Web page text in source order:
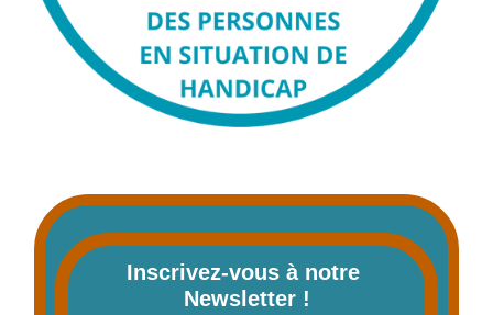
Inscrivez-vous à notre
Newsletter !